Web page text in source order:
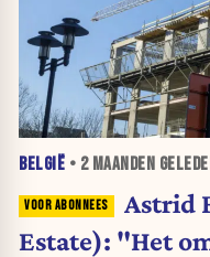
BELGIË • 2 MAANDEN
Astrid
Estate): "Het